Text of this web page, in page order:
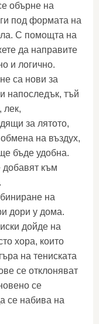
обърне на
под формата на
С помощта на
да направите
и логично.
са нови за
напоследък, тъй
лек,
за лятото,
на въздух,
бъде удобна.
добавят към
на
дори у дома.
дойде на
хора, които
на тениската
се отклоняват
се
се набива на